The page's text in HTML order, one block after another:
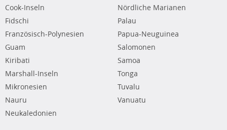
Cook-Inseln
Fidschi
Französisch-Polynesien
Guam
Kiribati
Marshall-Inseln
Mikronesien
Nauru
Neukaledonien
Nördliche Marianen
Palau
Papua-Neuguinea
Salomonen
Samoa
Tonga
Tuvalu
Vanuatu